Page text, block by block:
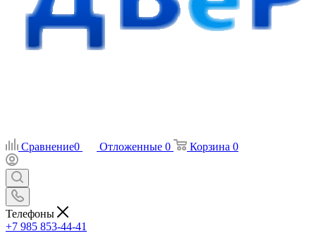
Сравнение0 Отложенные 0 Корзина 0
Телефоны
+7 985 853-44-41